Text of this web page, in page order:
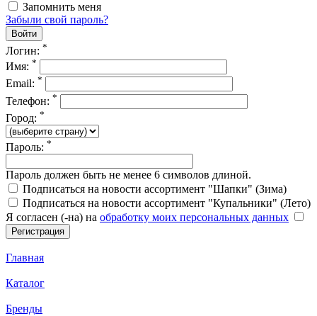
Запомнить меня
Забыли свой пароль?
Логин: *
Имя: *
Email: *
Телефон: *
Город: *
Пароль: *
Пароль должен быть не менее 6 символов длиной.
Подписаться на новости ассортимент "Шапки" (Зима)
Подписаться на новости ассортимент "Купальники" (Лето)
Я согласен (-на) на обработку моих персональных данных
Главная
Каталог
Бренды